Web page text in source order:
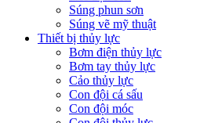
Súng phun sơn
Súng vẽ mỹ thuật
Thiết bị thủy lực
Bơm điện thủy lực
Bơm tay thủy lực
Cảo thủy lực
Con đội cá sấu
Con đội móc